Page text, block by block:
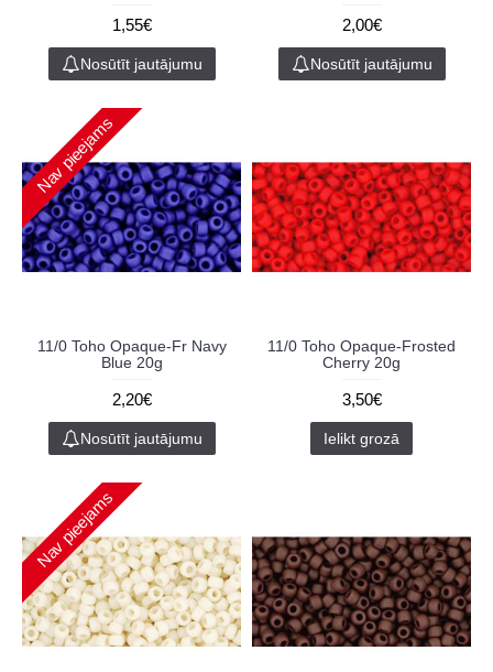
1,55€
Nosūtīt jautājumu
2,00€
Nosūtīt jautājumu
Nav pieejams
11/0 Toho Opaque-Fr Navy
Blue 20g
2,20€
Nosūtīt jautājumu
11/0 Toho Opaque-Frosted
Cherry 20g
3,50€
Ielikt grozā
Nav pieejams